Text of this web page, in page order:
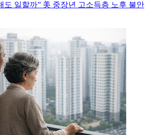
도 일할까” 美 중장년 고소득층 노후 불안